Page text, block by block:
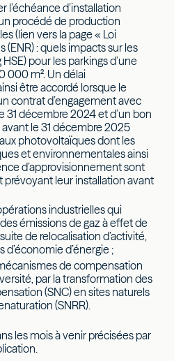
l’échéance d’installation
procédé de production
(lien vers la page « Loi
: quels impacts sur les
pour les parkings d’une
000 m². Un délai
être accordé lorsque le
contrat d’engagement avec
31 décembre 2024 et d’un bon
le 31 décembre 2025
photovoltaïques dont les
et environnementales ainsi
d’approvisionnement sont
prévoyant leur installation avant
industrielles qui
émissions de gaz à effet de
de relocalisation d’activité,
d’économie d’énergie ;
de compensation
par la transformation des
(SNC) en sites naturels
(SNRR).
les mois à venir précisées par